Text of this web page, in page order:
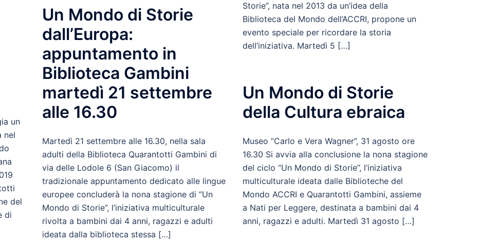
Storie”, nata nel 2013 da un’idea della
Biblioteca del Mondo dell’ACCRI, propone un
evento speciale per ricordare la storia
dell’iniziativa. Martedì 5 […]
un
nel
del
di
Un Mondo di Storie
dall’Europa:
appuntamento in
Biblioteca Gambini
martedì 21 settembre
alle 16.30
Martedì 21 settembre alle 16.30, nella sala
adulti della Biblioteca Quarantotti Gambini di
via delle Lodole 6 (San Giacomo) il
tradizionale appuntamento dedicato alle lingue
europee concluderà la nona stagione di “Un
Mondo di Storie”, l’iniziativa multiculturale
rivolta a bambini dai 4 anni, ragazzi e adulti
ideata dalla biblioteca stessa […]
Un Mondo di Storie
della Cultura ebraica
Museo “Carlo e Vera Wagner”, 31 agosto ore
16.30 Si avvia alla conclusione la nona stagione
del ciclo “Un Mondo di Storie”, l’iniziativa
multiculturale ideata dalle Biblioteche del
Mondo ACCRI e Quarantotti Gambini, assieme
a Nati per Leggere, destinata a bambini dai 4
anni, ragazzi e adulti. Martedì 31 agosto […]